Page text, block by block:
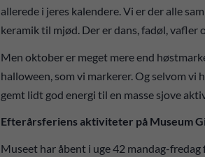
allerede i jeres kalendere. Vi er der alle
keramik til mjød. Der er dans, fadøl, vafler
Men oktober er meget mere end
halloween, som vi markerer. Og selvom
gemt lidt god energi til en masse sjove
Efterårsferiens aktiviteter på Museum
Museet har åbent i uge 42 mandag-